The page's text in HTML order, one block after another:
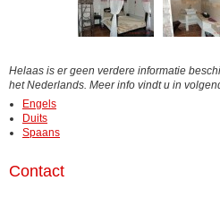
Helaas is er geen verdere informatie
het Nederlands. Meer info vindt u in
Engels
Duits
Spaans
Contact